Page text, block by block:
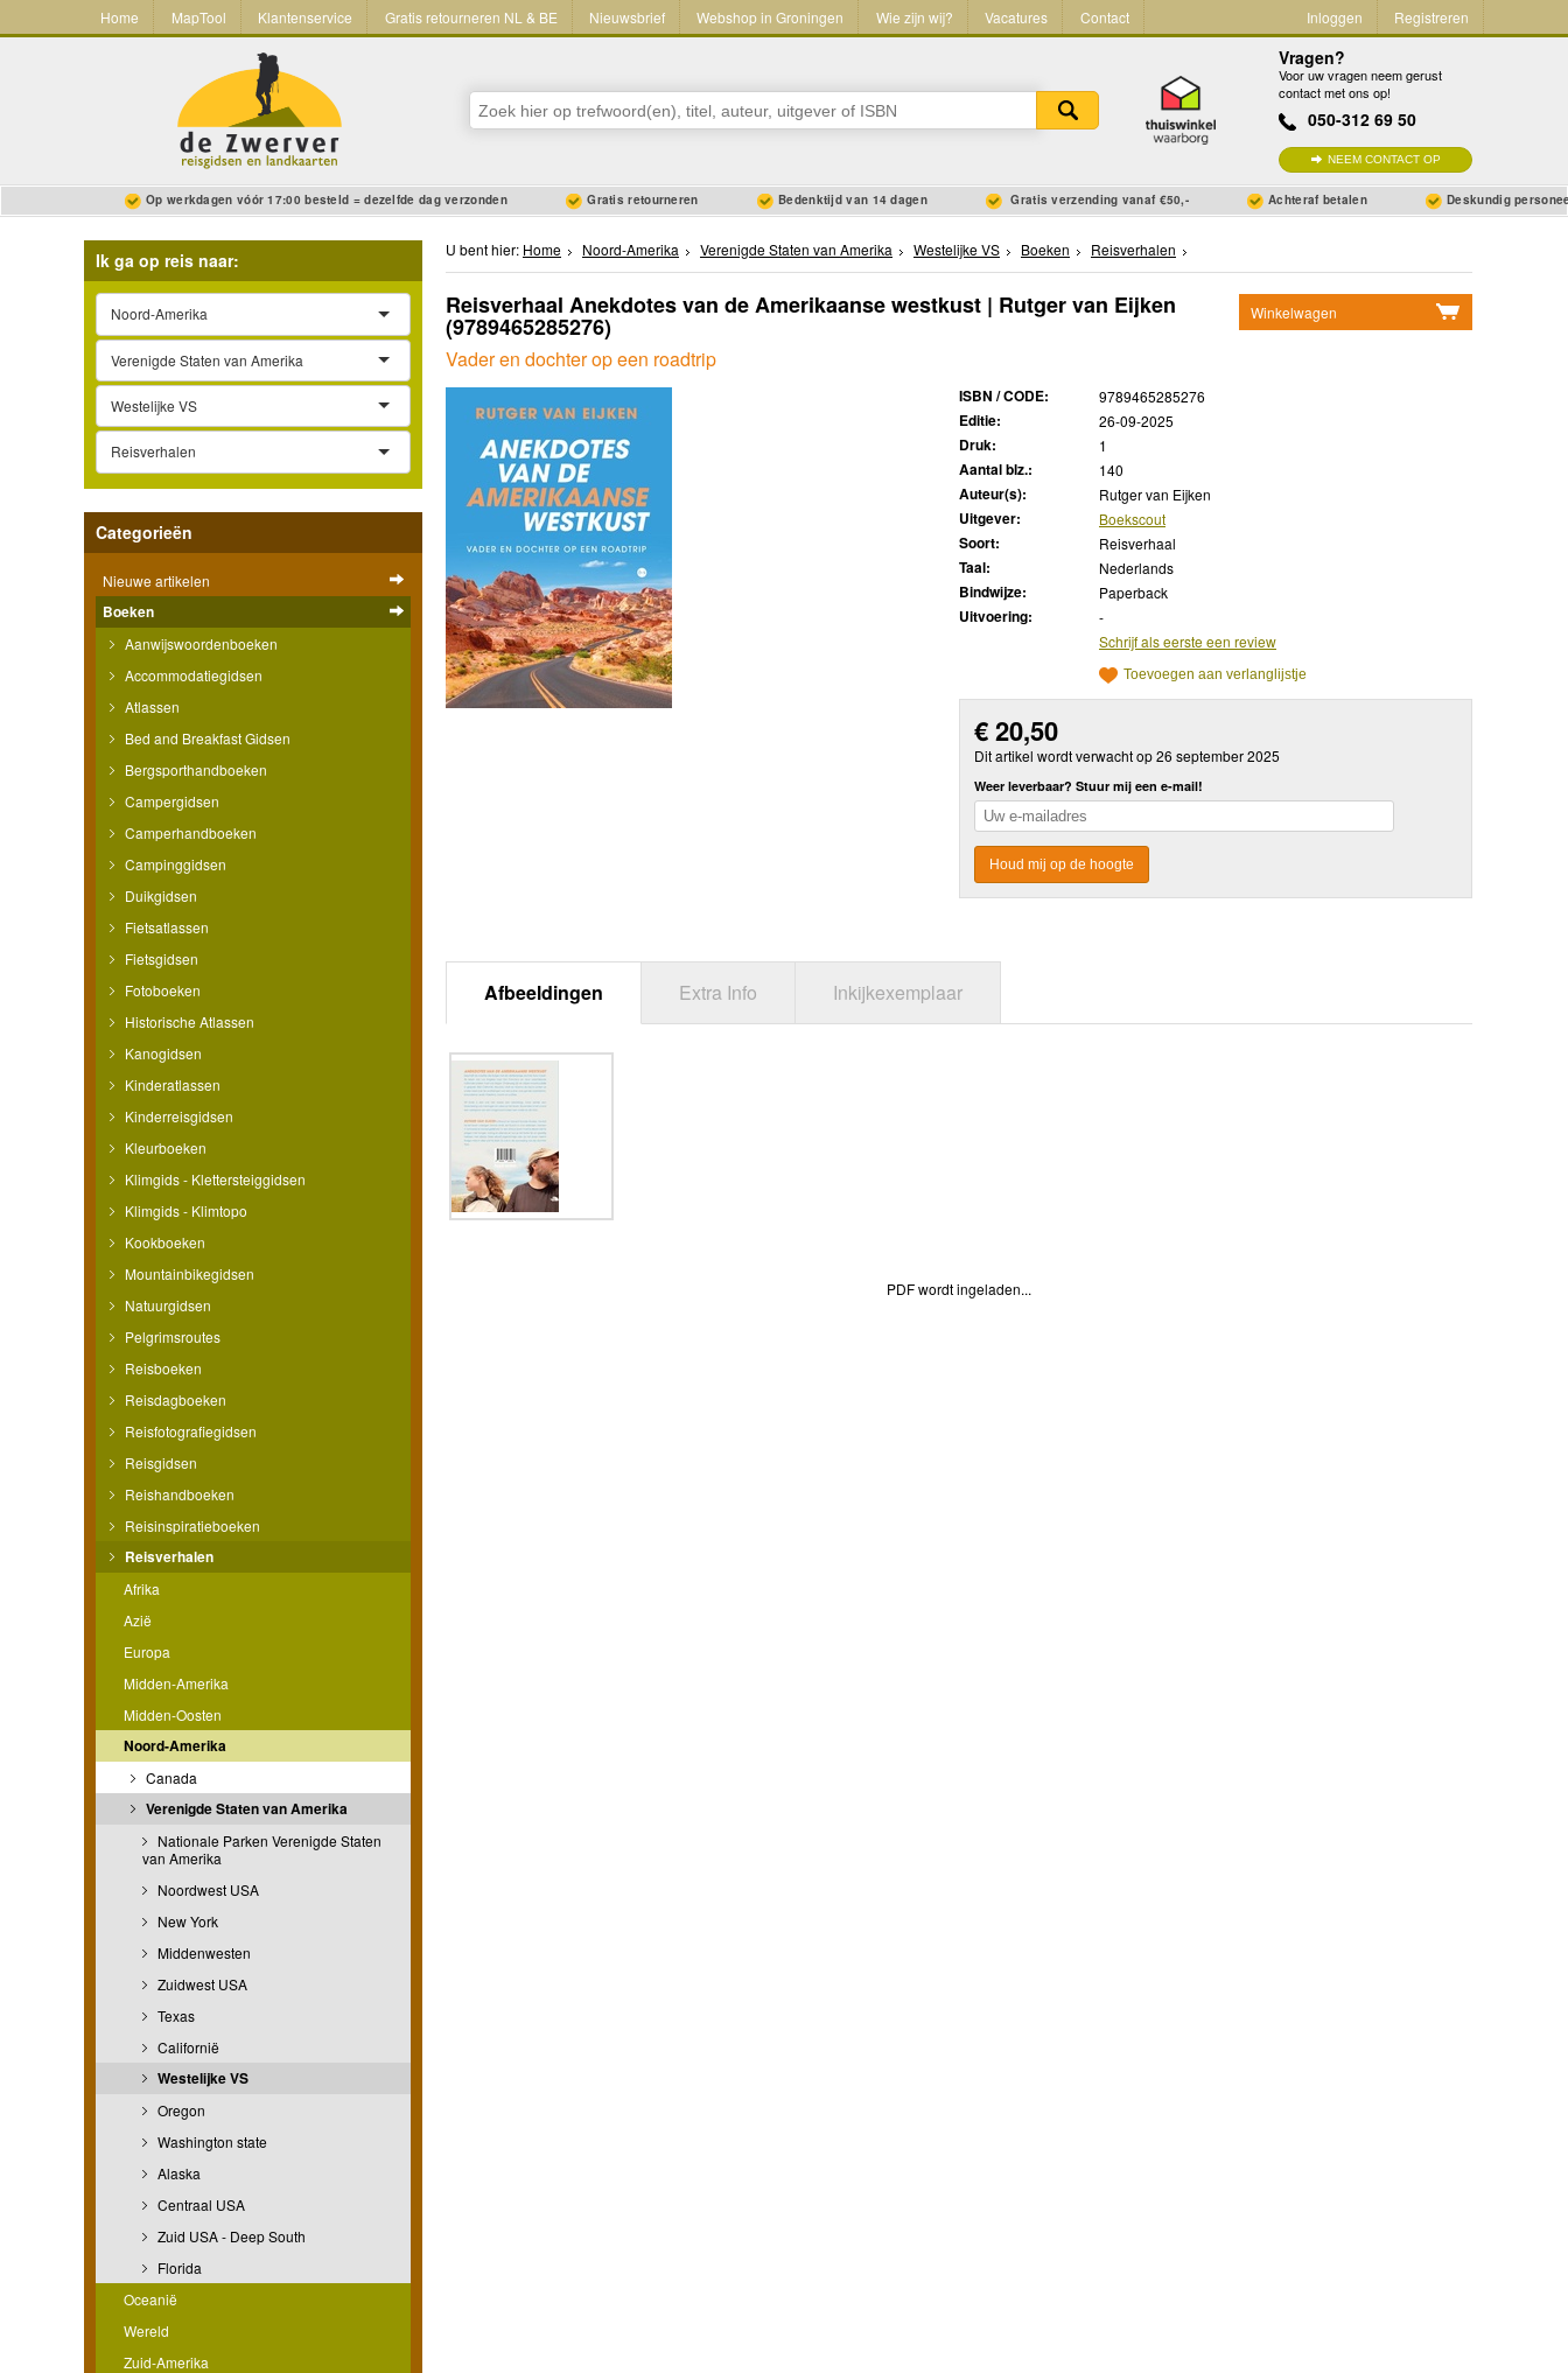
Home MapTool Klantenservice Gratis retourneren NL & BE Nieuwsbrief Webshop in Groningen Wie zijn wij? Vacatures Contact Inloggen Registreren
Vragen?
Voor uw vragen neem gerust
contact met ons op!
050-312 69 50
NEEM CONTACT OP
Op werkdagen vóór 17:00 besteld = dezelfde dag verzonden Gratis retourneren Bedenktijd van 14 dagen Gratis verzending vanaf €50,- Achteraf betalen Deskundig
Ik ga op reis naar:
Noord-Amerika
Verenigde Staten van Amerika
Westelijke VS
Reisverhalen
Categorieën
Nieuwe artikelen
Boeken
Aanwijswoordenboeken
Accommodatiegidsen
Atlassen
Bed and Breakfast Gidsen
Bergsporthandboeken
Campergidsen
Camperhandboeken
Campinggidsen
Duikgidsen
Fietsatlassen
Fietsgidsen
Fotoboeken
Historische Atlassen
Kanogidsen
Kinderatlassen
Kinderreisgidsen
Kleurboeken
Klimgids - Klettersteiggidsen
Klimgids - Klimtopo
Kookboeken
Mountainbikegidsen
Natuurgidsen
Pelgrimsroutes
Reisboeken
Reisdagboeken
Reisfotografiegidsen
Reisgidsen
Reishandboeken
Reisinspiratieboeken
Reisverhalen
Afrika
Azië
Europa
Midden-Amerika
Midden-Oosten
Noord-Amerika
Canada
Verenigde Staten van Amerika
Nationale Parken Verenigde Staten
van Amerika
Noordwest USA
New York
Middenwesten
Zuidwest USA
Texas
Californië
Westelijke VS
Oregon
Washington state
Alaska
Centraal USA
Zuid USA - Deep South
Florida
Oceanië
Wereld
Zuid-Amerika
U bent hier: Home Noord-Amerika Verenigde Staten van Amerika Westelijke VS Boeken Reisverhalen
Winkelwagen
Reisverhaal Anekdotes van de Amerikaanse westkust | Rutger van Eijken
(9789465285276)
Vader en dochter op een roadtrip
ISBN / CODE: 9789465285276
Editie: 26-09-2025
Druk: 1
Aantal blz.: 140
Auteur(s): Rutger van Eijken
Uitgever: Boekscout
Soort: Reisverhaal
Taal: Nederlands
Bindwijze: Paperback
Uitvoering:
-
Schrijf als eerste een review
Toevoegen aan verlanglijstje
€20,50
Dit artikel wordt verwacht op 26 september 2025
Weer leverbaar? Stuur mij een e-mail!
Houd mij op de hoogte
Afbeeldingen Extra Info Inkijkexemplaar
PDF wordt ingeladen...